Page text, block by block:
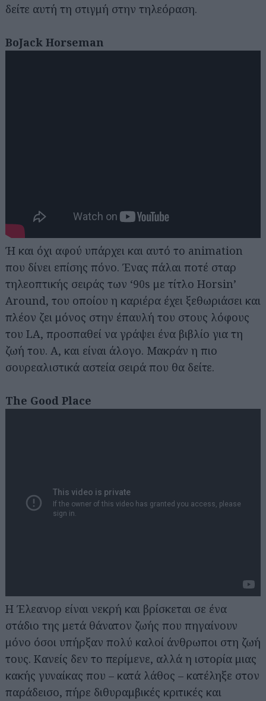
δείτε αυτή τη στιγμή στην τηλεόραση.
BoJack Horseman
Ή και όχι αφού υπάρχει και αυτό το animation
που δίνει επίσης πόνο. Ένας πάλαι ποτέ σταρ
τηλεοπτικής σειράς των ‘90s με τίτλο Horsin’
Around, του οποίου η καριέρα έχει ξεθωριάσει και
πλέον ζει μόνος στην έπαυλή του στους λόφους
του LA, προσπαθεί να γράψει ένα βιβλίο για τη
ζωή του. Α, και είναι άλογο. Μακράν η πιο
σουρεαλιστικά αστεία σειρά που θα δείτε.
The Good Place
H Έλεανορ είναι νεκρή και βρίσκεται σε ένα
στάδιο της μετά θάνατον ζωής που πηγαίνουν
μόνο όσοι υπήρξαν πολύ καλοί άνθρωποι στη ζωή
τους. Κανείς δεν το περίμενε, αλλά η ιστορία μιας
κακής γυναίκας που – κατά λάθος – κατέληξε στον
παράδεισο, πήρε διθυραμβικές κριτικές και